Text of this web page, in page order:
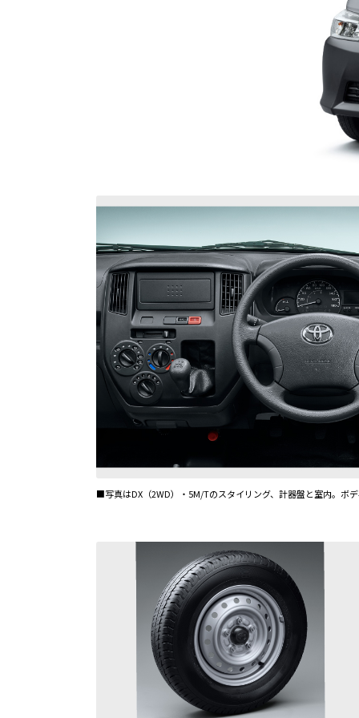
■写真はDX（2WD）・5M/Tのスタイリング、計器盤と室内。ボ